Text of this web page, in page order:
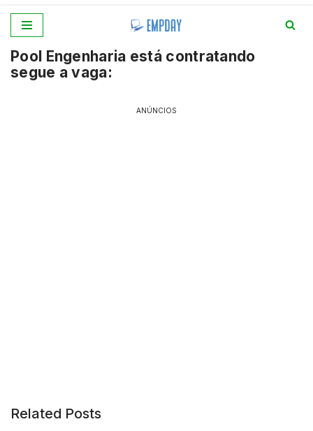
para
o
Pool Engenharia está contratando
segue a vaga:
ANÚNCIOS
Related Posts